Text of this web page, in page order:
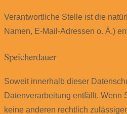
Verantwortliche Stelle ist die
Namen, E-Mail-Adressen o. Ä.)
Speicherdauer
Soweit innerhalb dieser
Datenverarbeitung entfällt.
keine anderen rechtlich